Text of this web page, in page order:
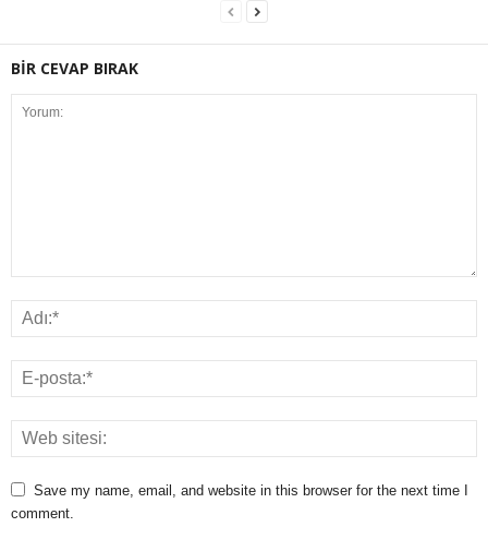
BİR CEVAP BIRAK
Save my name, email, and website in this browser for the next time I
comment.